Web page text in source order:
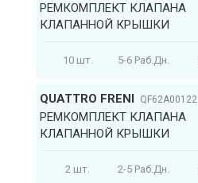
РЕМКОМПЛЕКТ КЛАПАНА
КЛАПАННОЙ КРЫШКИ
10 шт. 5-6 Раб.Дн.
QUATTRO FRENI QF62A00122
РЕМКОМПЛЕКТ КЛАПАНА
КЛАПАННОЙ КРЫШКИ
2 шт. 2-5 Раб.Дн.